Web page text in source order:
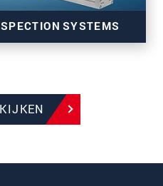
SYSTEMS
van fabricage-